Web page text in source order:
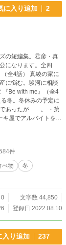
に入り追加 2
の短編集。君彦・真
になります。全四
全4話） 真綾の家に
に悩む。駿河に相談
Be with me』（全4
冬。冬休みの予定に
であったが……。 ・第
キ屋でアルバイトをし
いた。クリスマス当
けると……？ ・第四
の誕生日。咲は君
会を企てるが……。
う」にも同時掲載し
も掲載）
件
べ物
冬
0
文字数 44,850
登録日 2022.08.10
入り追加 237